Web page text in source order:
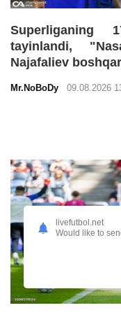
Superliganing
tayinlandi,
Najafaliev
Mr.NoBoDy 09.08.2026
livefutbol.net
Would like to